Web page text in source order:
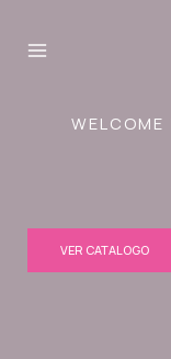
WELCOME
VER CATALOGO